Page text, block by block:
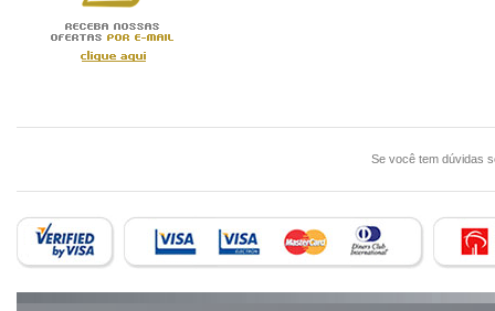
Se você tem dúvidas